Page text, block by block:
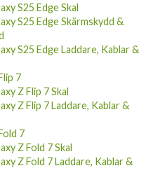
S25 Edge Skal
S25 Edge Skärmskydd &
S25 Edge Laddare, Kablar &
7
Z Flip 7 Skal
Z Flip 7 Laddare, Kablar &
7
Z Fold 7 Skal
Z Fold 7 Laddare, Kablar &